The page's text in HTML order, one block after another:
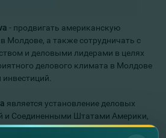
- продвигать американскую
Молдове, а также сотрудничать с
и деловыми лидерами в целях
делового климата в Молдове
является установление деловых
и Соединенными Штатами Америки,
опытом и сближением культур